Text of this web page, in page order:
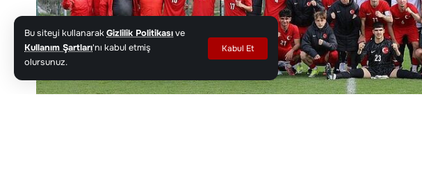
Bu siteyi kullanarakGizlilik Politikasıve
Kullanım Şartları'nı kabul etmiş
olursunuz.
Kabul Et